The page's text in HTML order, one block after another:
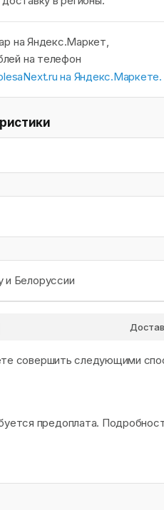
на Яндекс.Маркет,
на телефон
и Белоруссии
совершить следующими
предоплата.